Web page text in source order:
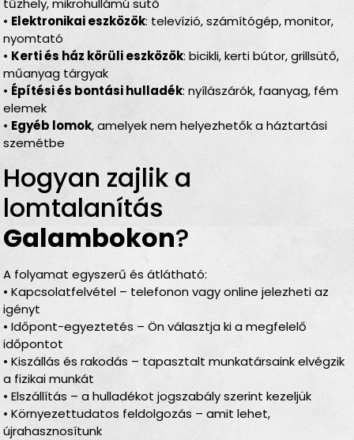
• Elektronikai eszközök: televízió, számítógép, monitor,
nyomtató
• Kerti és ház körüli eszközök: bicikli, kerti bútor, grillsütő,
műanyag tárgyak
• Építési és bontási hulladék: nyílászárók, faanyag, fém
elemek
• Egyéb lomok, amelyek nem helyezhetők a háztartási
szemétbe
Hogyan zajlik a
lomtalanítás
Galambokon?
A folyamat egyszerű és átlátható:
• Kapcsolatfelvétel – telefonon vagy online jelezheti az
igényt
• Időpont-egyeztetés – Ön választja ki a megfelelő
időpontot
• Kiszállás és rakodás – tapasztalt munkatársaink elvégzik
a fizikai munkát
• Elszállítás – a hulladékot jogszabály szerint kezeljük
• Környezettudatos feldolgozás – amit lehet,
újrahasznosítunk